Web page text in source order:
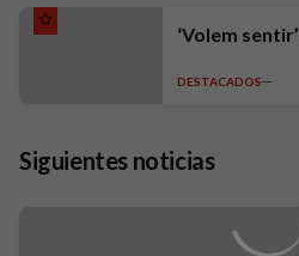
‘Volem sentir’
DESTACADOS
Siguientes noticias